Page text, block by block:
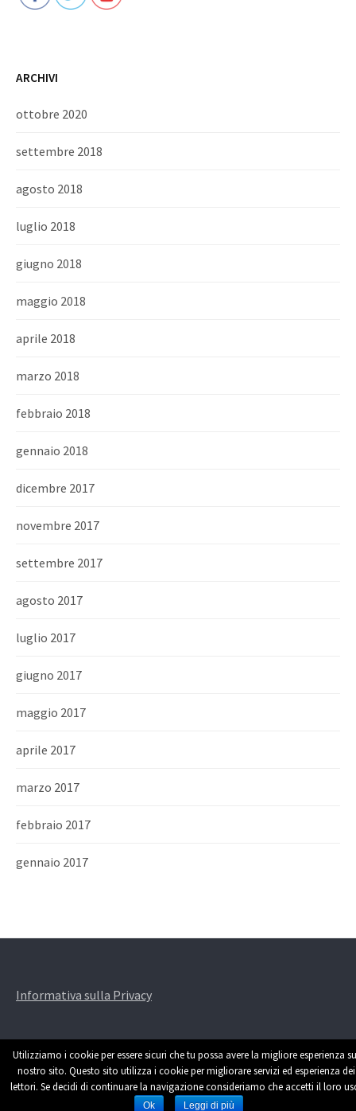
ARCHIVI
ottobre 2020
settembre 2018
agosto 2018
luglio 2018
giugno 2018
maggio 2018
aprile 2018
marzo 2018
febbraio 2018
gennaio 2018
dicembre 2017
novembre 2017
settembre 2017
agosto 2017
luglio 2017
giugno 2017
maggio 2017
aprile 2017
marzo 2017
febbraio 2017
gennaio 2017
Informativa sulla Privacy
Powered byWordPress | Theme byThemehaus
Utilizziamo i cookie per essere sicuri che tu possa avere la migliore esperienza
nostro sito. Questo sito utilizza i cookie per migliorare servizi ed esperienza dei
lettori. Se decidi di continuare la navigazione consideriamo che accetti il loro
Ok Leggi di più